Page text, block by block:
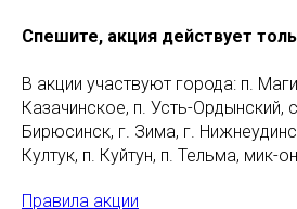
Спешите, акция действует
В акции участвуют города: п.
Казачинское, п. Усть-Ордынский,
Бирюсинск, г. Зима, г.
Култук, п. Куйтун, п. Тельма, мик-
Правила акции